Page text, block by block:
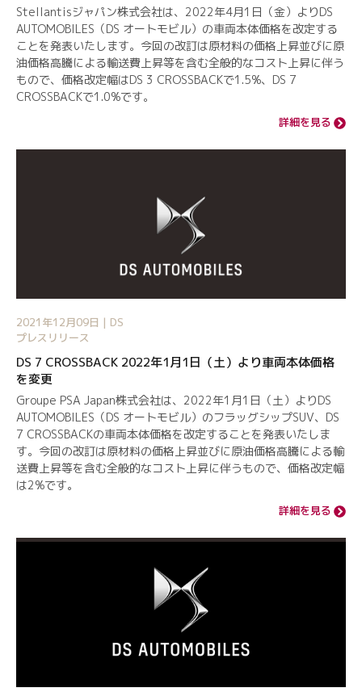
Stellantisジャパン株式会社は、2022年4月1日（金）よりDS
AUTOMOBILES（DS オートモビル）の車両本体価格を改定する
ことを発表いたします。今回の改訂は原材料の価格上昇並びに原
油価格高騰による輸送費上昇等を含む全般的なコスト上昇に伴う
もので、価格改定幅はDS 3 CROSSBACKで1.5%、DS 7
CROSSBACKで1.0%です。
詳細を見る
2021年12月09日 | DS
プレスリリース
DS 7 CROSSBACK 2022年1月1日（土）より車両本体価格
を変更
Groupe PSA Japan株式会社は、2022年1月1日（土）よりDS
AUTOMOBILES（DS オートモビル）のフラッグシップSUV、DS
7 CROSSBACKの車両本体価格を改定することを発表いたしま
す。今回の改訂は原材料の価格上昇並びに原油価格高騰による輸
送費上昇等を含む全般的なコスト上昇に伴うもので、価格改定幅
は2%です。
詳細を見る